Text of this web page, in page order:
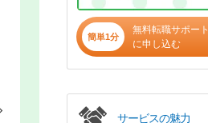
簡単1分
無料転職サポート
に申し込む
サービスの魅力